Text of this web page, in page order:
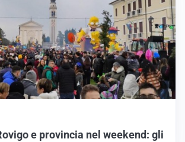
e provincia nel weekend: gli